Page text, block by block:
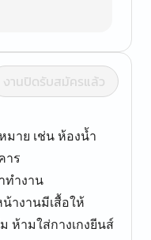
งานปิดรับสมัครแล้ว
าย เช่น ห้องน้ำ
าร
ทำงาน
น้างานมีเสื้อให้
ห้ามใส่กางเกงยีนส์